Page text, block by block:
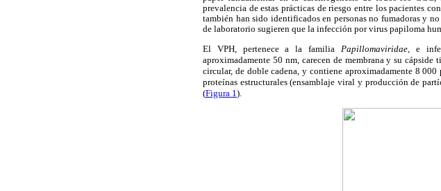
prevalencia de estas prácticas de riesgo entre los pacientes
también han sido identificados en personas no fumadoras y
de laboratorio sugieren que la infección por virus papiloma
El VPH, pertenece a la familia Papillomaviridae, e
aproximadamente 50 nm, carecen de membrana y su
circular, de doble cadena, y contiene aproximadamente 8
proteínas estructurales (ensamblaje viral y producción de
(Figura 1).